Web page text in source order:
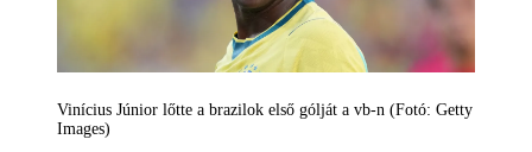
Vinícius Júnior lőtte a brazilok első gólját a vb-n (Fotó: Getty
Images)